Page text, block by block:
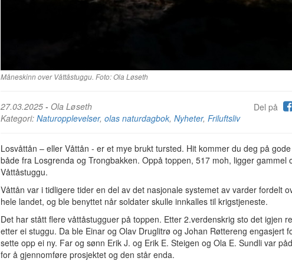
Måneskinn over Våttåstuggu. Foto: Ola Løseth
Del på
27.03.2025 - Ola Løseth
Kategori: Naturopplevelser, olas naturdagbok, Nyheter, Friluftsliv
Losvåttån – eller Våttån - er et mye brukt tursted. Hit kommer du deg på
både fra Losgrenda og Trongbakken. Oppå toppen, 517 moh, ligger gammel
Våttåstuggu.
Våttån var i tidligere tider en del av det nasjonale systemet av varder fordelt
hele landet, og ble benyttet når soldater skulle innkalles til krigstjeneste.
Det har stått flere våttåstugguer på toppen. Etter 2.verdenskrig sto det igjen
etter ei stuggu. Da ble Einar og Olav Druglitrø og Johan Røttereng engasjert
sette opp ei ny. Far og sønn Erik J. og Erik E. Steigen og Ola E. Sundli var
for å gjennomføre prosjektet og den står enda.